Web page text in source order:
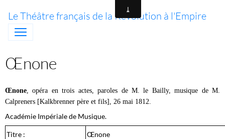
Le Théâtre français de la Révolution à l'Empire
Œnone
Œnone , opéra en trois actes, paroles de M. le Bailly, musique de M.
Calpreners [Kalkbrenner père et fils], 26 mai 1812.
Académie Impériale de Musique.
Titre :
Œnone